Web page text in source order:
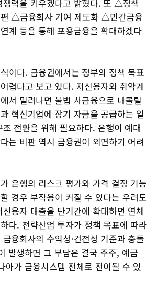
쟁력을 키우겠다고 밝혔다. 또 △정책
△금융회사 기여 제도화 △민간금융
계 등을 통해 포용금융을 확대하겠다
이다. 금융권에서는 정부의 정책 목표
렵다고 보고 있다. 저신용자와 취약계
서 밀려나면 불법 사금융으로 내몰릴
혁신기업에 장기 자금을 공급하는 일
전환을 위해 필요하다. 은행이 예대
는 비판 역시 금융권이 외면하기 어려
은행의 리스크 평가와 가격 결정 기능
경우 부작용이 커질 수 있다는 우려도
용자 대출을 단기간에 확대하면 연체
다. 전략산업 투자가 정책 목표에 따라
융회사의 수익성·건전성 기준과 충돌
발생하면 그 부담은 결국 주주, 예금
아가 금융시스템 전체로 전이될 수 있